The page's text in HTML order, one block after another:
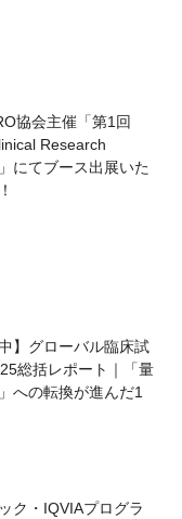
協会主催「第1回
Research
にてブース出展いた
中】グローバル臨床試
総括レポート｜「量
への転換が進んだ1
ック・IQVIAプログラ